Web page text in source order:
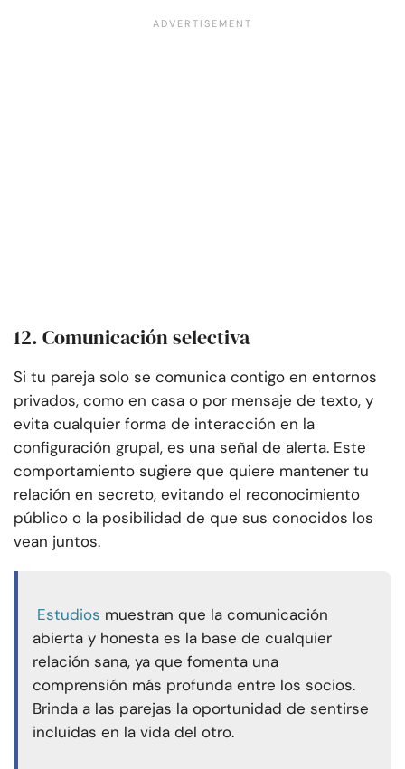
12. Comunicación selectiva
Si tu pareja solo se comunica contigo en entornos
privados, como en casa o por mensaje de texto, y
evita cualquier forma de interacción en la
configuración grupal, es una señal de alerta. Este
comportamiento sugiere que quiere mantener tu
relación en secreto, evitando el reconocimiento
público o la posibilidad de que sus conocidos los
vean juntos.
Estudios muestran que la comunicación
abierta y honesta es la base de cualquier
relación sana, ya que fomenta una
comprensión más profunda entre los socios.
Brinda a las parejas la oportunidad de sentirse
incluidas en la vida del otro.